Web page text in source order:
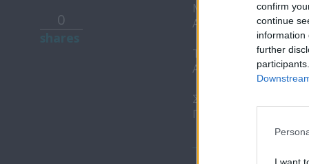
confirm
continue
information
further
I want
0
ΜΙΞΗ ΗΧΟΥ
ΑΝΔΡΕΑΣ
TEXNIKH
ΣΚΗΝΟΘΕΣΙΑ
ΠΑΜΠΟΣ